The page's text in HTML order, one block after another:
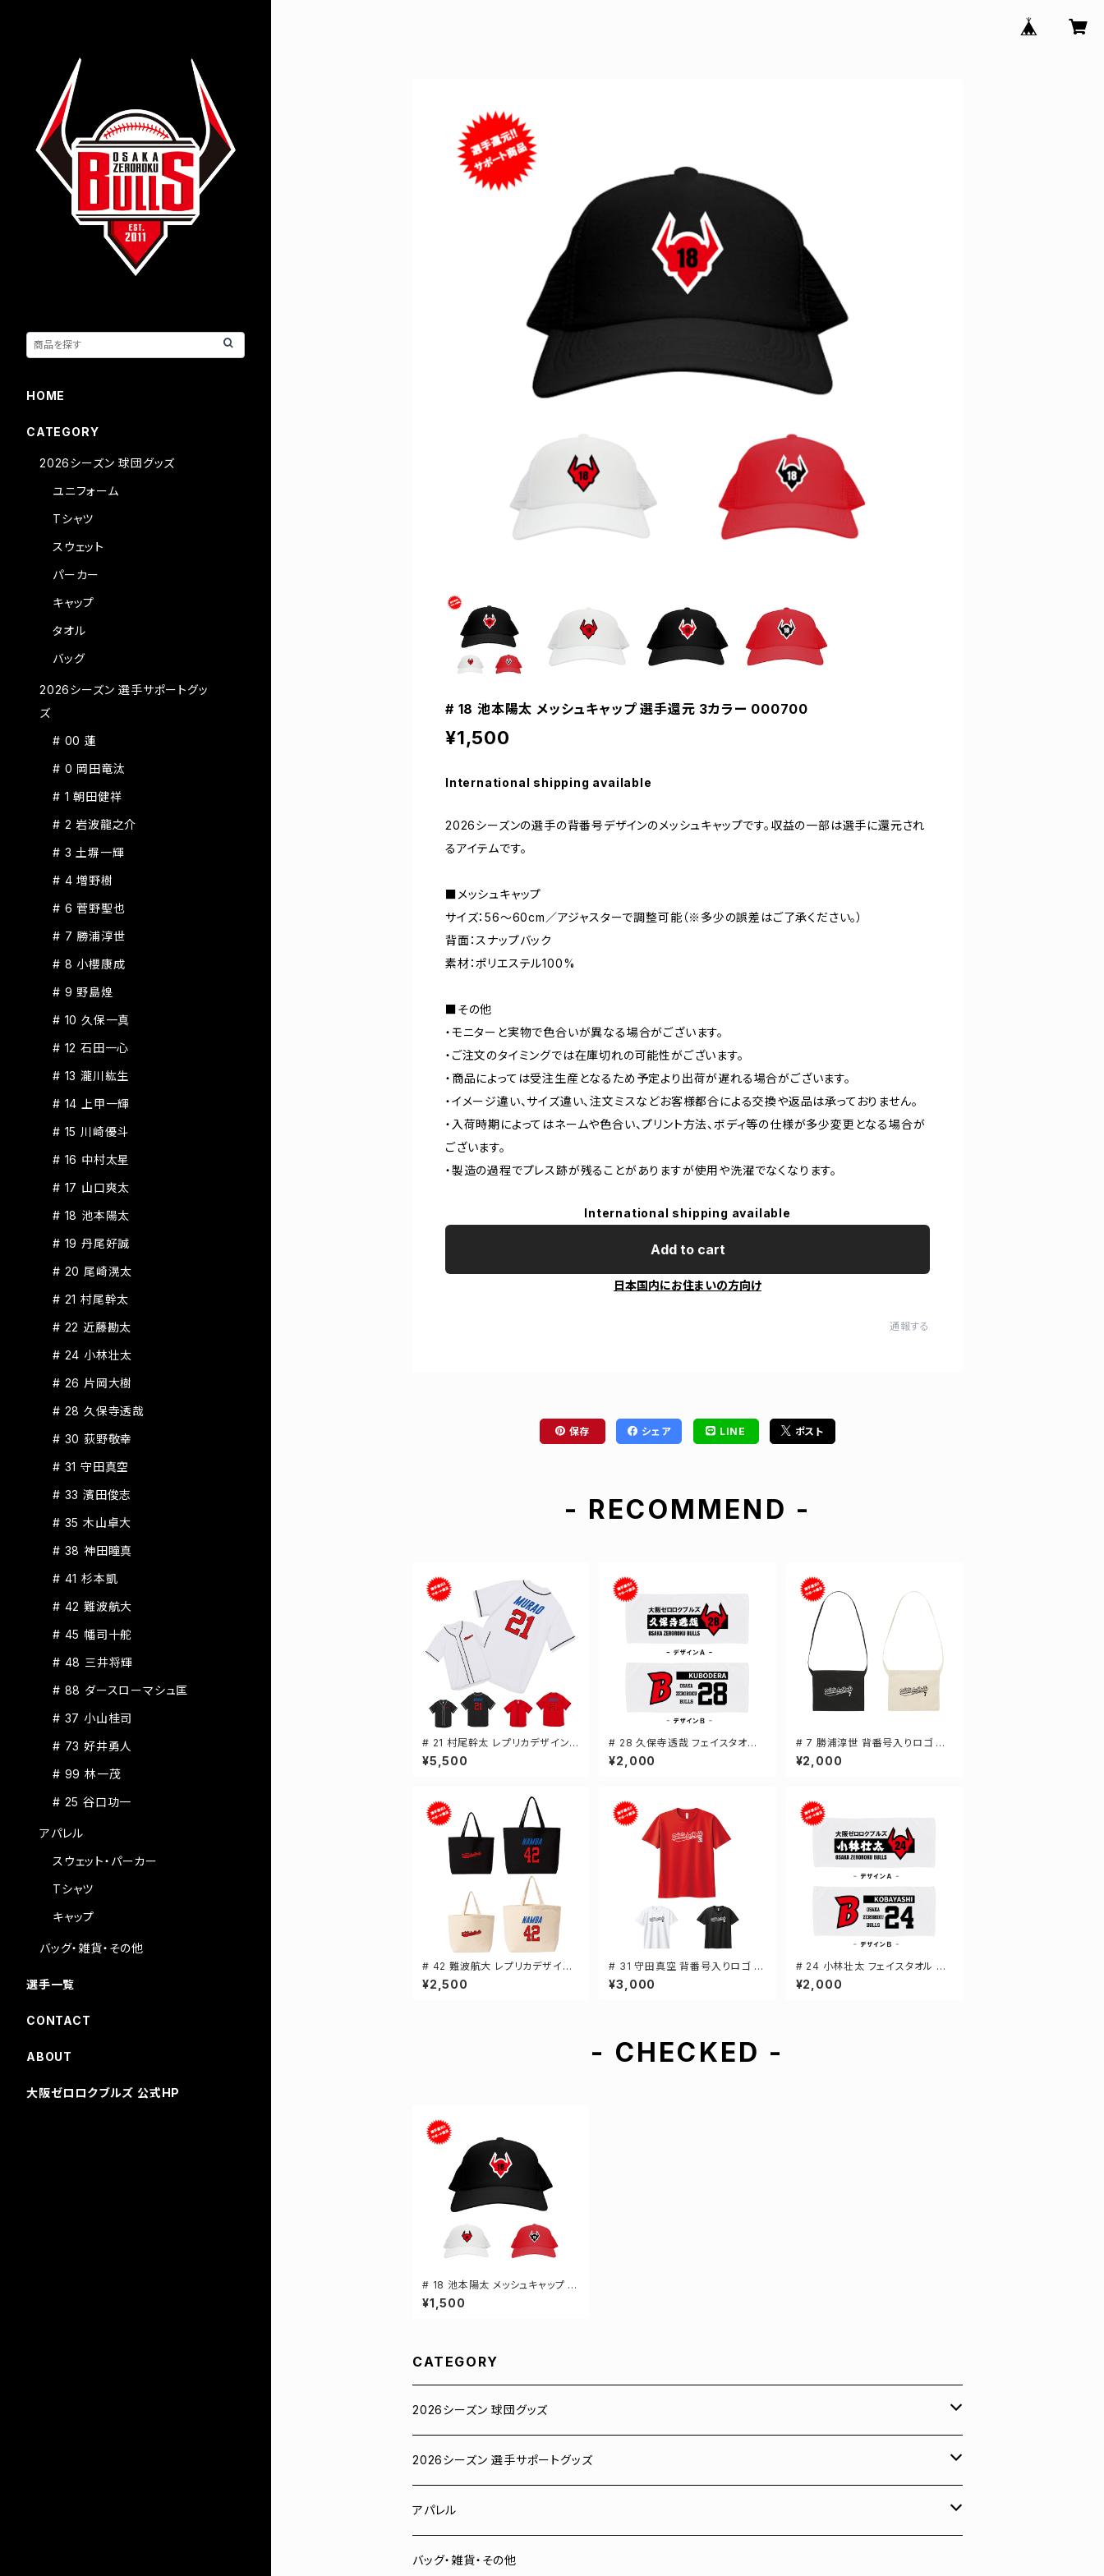
# 18 池本陽太 メッシュキャップ 選手還元 3カラー 000700
¥1,500
International shipping available
2026シーズンの選手の背番号デザインのメッシュキャップです。収益の一部は選手に還元され
るアイテムです。
■メッシュキャップ
サイズ：56～60cm／アジャスターで調整可能（※多少の誤差はご了承ください。）
背面：スナップバック
素材：ポリエステル100%
■その他
・モニターと実物で色合いが異なる場合がございます。
・ご注文のタイミングでは在庫切れの可能性がございます。
・商品によっては受注生産となるため予定より出荷が遅れる場合がございます。
・イメージ違い、サイズ違い、注文ミスなどお客様都合による交換や返品は承っておりません。
・入荷時期によってはネームや色合い、プリント方法、ボディ等の仕様が多少変更となる場合が
ございます。
・製造の過程でプレス跡が残ることがありますが使用や洗濯でなくなります。
International shipping available
Add to cart
日本国内にお住まいの方向け
通報する
保存 シェア LINE ポスト
- RECOMMEND -
# 21 村尾幹太 レプリカデザイン
3カラー 選手還元 ベースボールシ
ャツ S-XXLサイズ 598201
¥5,500
# 28 久保寺透哉 フェイスタオル
選手還元 2デザイン FT0144
¥2,000
# 7 勝浦淳世 背番号入りロゴ キ
ャンバスサコッシュ 選手還元 2カ
ラー 001461
¥2,000
# 42 難波航大 レプリカデザイン
選手還元 キャンバストートバッグ 2
カラー MLサイズ 000778
¥2,500
# 31 守田真空 背番号入りロゴ ド
ライTシャツ 半袖 選手還元 3カラ
ー S-5Lサイズ 000300
¥3,000
# 24 小林壮太 フェイスタオル 選
手還元 2デザイン FT0144
¥2,000
- CHECKED -
# 18 池本陽太 メッシュキャップ 選
手還元 3カラー 000700
¥1,500
CATEGORY
2026シーズン 球団グッズ
ユニフォーム
Tシャツ
スウェット
2026シーズン 選手サポートグッズ
# 00 蓮
# 0 岡田竜汰
アパレル
スウェット・パーカー
バッグ・雑貨・その他
HOME
CATEGORY
2026シーズン 球団グッズ
ユニフォーム
Tシャツ
スウェット
パーカー
キャップ
タオル
バッグ
2026シーズン 選手サポートグッ
ズ
# 00 蓮
# 0 岡田竜汰
# 1 朝田健祥
# 2 岩波龍之介
# 3 土塀一輝
# 4 増野樹
# 6 菅野聖也
# 7 勝浦淳世
# 8 小櫻康成
# 9 野島煌
# 10 久保一真
# 12 石田一心
# 13 瀧川紘生
# 14 上甲一輝
# 15 川崎優斗
# 16 中村太星
# 17 山口爽太
# 18 池本陽太
# 19 丹尾好誠
# 20 尾崎滉太
# 21 村尾幹太
# 22 近藤勘太
# 24 小林壮太
# 26 片岡大樹
# 28 久保寺透哉
# 30 荻野敬幸
# 31 守田真空
# 33 濱田俊志
# 35 木山卓大
# 38 神田瞳真
# 41 杉本凱
# 42 難波航大
# 45 幡司十舵
# 48 三井将輝
# 88 ダースローマシュ匡
# 37 小山桂司
# 73 好井勇人
# 99 林一茂
# 25 谷口功一
アパレル
スウェット・パーカー
Tシャツ
キャップ
バッグ・雑貨・その他
選手一覧
CONTACT
ABOUT
大阪ゼロロクブルズ 公式HP